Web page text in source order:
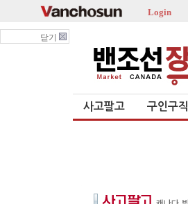
Login
닫기
사고팔고 구인구직